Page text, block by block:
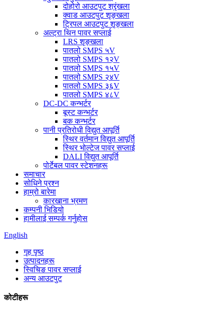
दोहोरो आउटपुट श्रृंखला
क्वाड आउटपुट शृङ्खला
ट्रिपल आउटपुट शृङ्खला
अल्ट्रा थिन पावर सप्लाई
LRS शृङ्खला
पातलो SMPS ५V
पातलो SMPS १२V
पातलो SMPS १५V
पातलो SMPS २४V
पातलो SMPS ३६V
पातलो SMPS ४८V
DC-DC कन्भर्टर
बूस्ट कन्भर्टर
बक कन्भर्टर
पानी प्रतिरोधी विद्युत आपूर्ति
स्थिर वर्तमान विद्युत आपूर्ति
स्थिर भोल्टेज पावर सप्लाई
DALI विद्युत आपूर्ति
पोर्टेबल पावर स्टेशनहरू
समाचार
सोधिने प्रश्न
हाम्रो बारेमा
कारखाना भ्रमण
कम्पनी भिडियो
हामीलाई सम्पर्क गर्नुहोस
English
गृह पृष्ठ
उत्पादनहरू
स्विचिङ पावर सप्लाई
अन्य आउटपुट
कोटीहरू